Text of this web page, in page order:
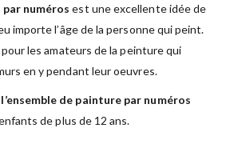
numéros est une excellente idée de
importe l’âge de la personne qui peint.
les amateurs de la peinture qui
en y pendant leur oeuvres.
l’ensemble de painture par numéros
de plus de 12 ans.